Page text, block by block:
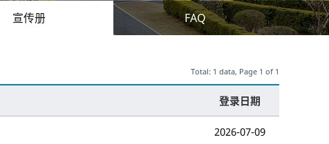
宣传册 FAQ
Total: 1 data, Page 1 of 1
登录日期
2026-07-09